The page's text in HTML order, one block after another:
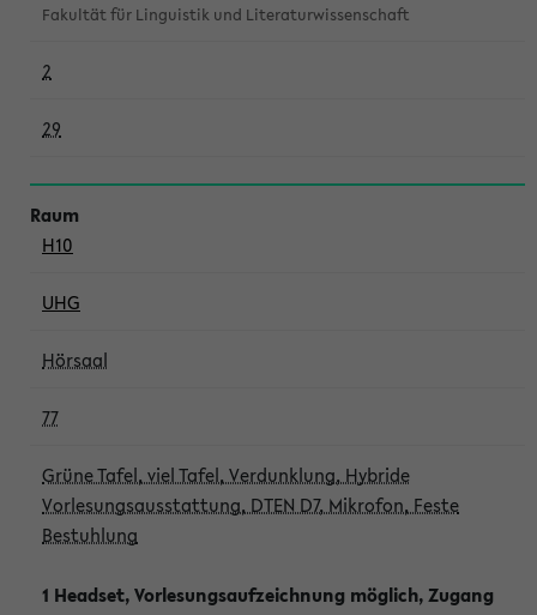
Fakultät für Linguistik und Literaturwissenschaft
2
29
H10
UHG
Hörsaal
77
Grüne Tafel, viel Tafel, Verdunklung, Hybride
Vorlesungsausstattung, DTEN D7, Mikrofon, Feste
Bestuhlung
1 Headset, Vorlesungsaufzeichnung möglich, Zugang